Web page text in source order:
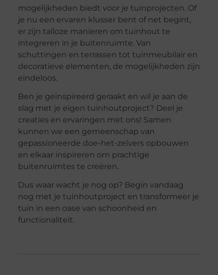
mogelijkheden biedt voor je tuinprojecten. Of
je nu een ervaren klusser bent of net begint,
er zijn talloze manieren om tuinhout te
integreren in je buitenruimte. Van
schuttingen en terrassen tot tuinmeubilair en
decoratieve elementen, de mogelijkheden zijn
eindeloos.
Ben je geïnspireerd geraakt en wil je aan de
slag met je eigen tuinhoutproject? Deel je
creaties en ervaringen met ons! Samen
kunnen we een gemeenschap van
gepassioneerde doe-het-zelvers opbouwen
en elkaar inspireren om prachtige
buitenruimtes te creëren.
Dus waar wacht je nog op? Begin vandaag
nog met je tuinhoutproject en transformeer je
tuin in een oase van schoonheid en
functionaliteit.